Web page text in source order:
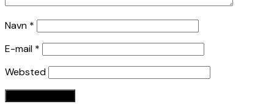
Navn *
E-mail *
Websted